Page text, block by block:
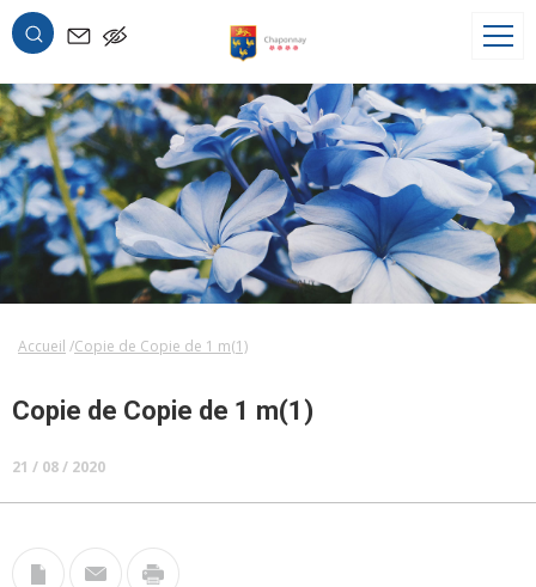
OK
Accueil Copie de Copie de 1 m(1)
Copie de Copie de 1 m(1)
21 / 08 / 2020